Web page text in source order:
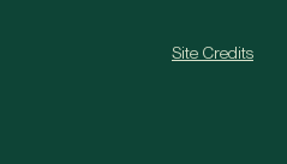
Site Credits